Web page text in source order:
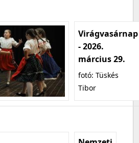
Virágvasárnap
- 2026.
március 29.
fotó: Tüskés
Tibor